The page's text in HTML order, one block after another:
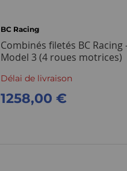
BC Racing
Combinés filetés BC Racing
Model 3 (4 roues motrices)
Délai de livraison
1258,00 €